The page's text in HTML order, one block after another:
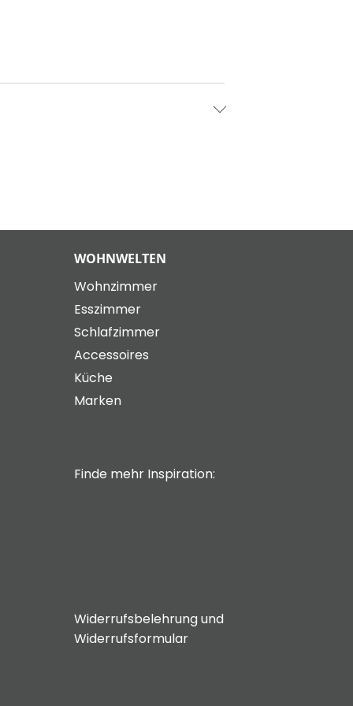
WOHNWELTEN
Wohnzimmer
Esszimmer
Schlafzimmer
Accessoires
Küche
Marken
Finde mehr Inspiration:
Widerrufsbelehrung und
Widerrufsformular